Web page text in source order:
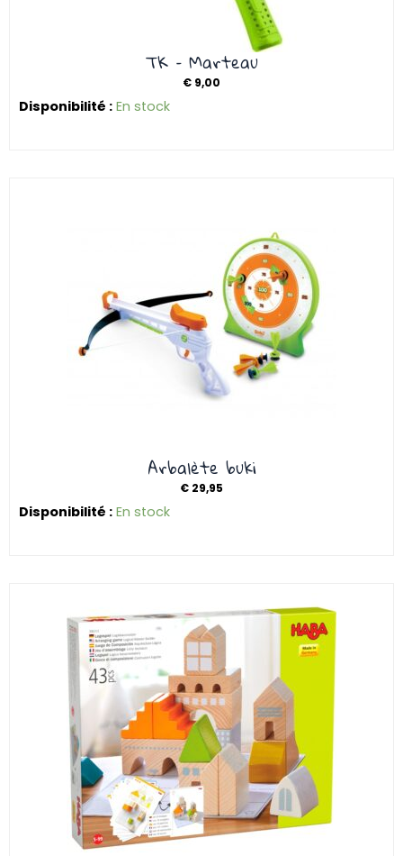
TK – Marteau
€ 9,00
Disponibilité : En stock
Arbalète buki
€ 29,95
Disponibilité : En stock